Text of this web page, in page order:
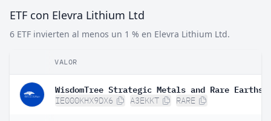
ETF con Elevra Lithium Ltd
6 ETF invierten al menos un 1 % en Elevra Lithium Ltd.
VALOR
IE000KHX9DX6 A3EKKT RARE